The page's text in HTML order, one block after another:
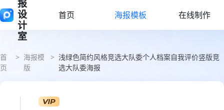
报
设
计
室
首页 海报模板 在线制作
首
页
> 海报模
版
> 浅绿色简约风格竞选大队委个人档案自我评价竖版竞
选大队委海报